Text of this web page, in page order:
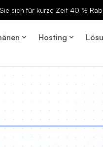
sich für kurze Zeit 40 %
Hosting